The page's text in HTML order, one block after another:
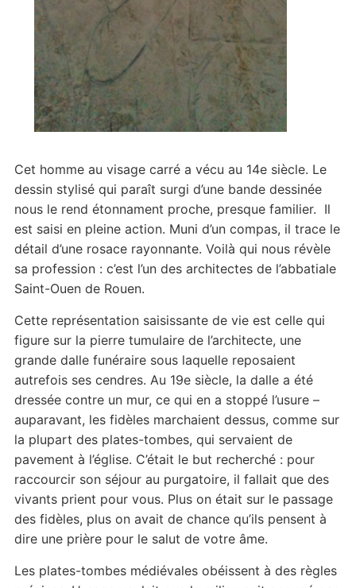
Cet homme au visage carré a vécu au 14e siècle. Le
dessin stylisé qui paraît surgi d’une bande dessinée
nous le rend étonnament proche, presque familier. Il
est saisi en pleine action. Muni d’un compas, il trace le
détail d’une rosace rayonnante. Voilà qui nous révèle
sa profession : c’est l’un des architectes de l’abbatiale
Saint-Ouen de Rouen.
Cette représentation saisissante de vie est celle qui
figure sur la pierre tumulaire de l’architecte, une
grande dalle funéraire sous laquelle reposaient
autrefois ses cendres. Au 19e siècle, la dalle a été
dressée contre un mur, ce qui en a stoppé l’usure –
auparavant, les fidèles marchaient dessus, comme sur
la plupart des plates-tombes, qui servaient de
pavement à l’église. C’était le but recherché : pour
raccourcir son séjour au purgatoire, il fallait que des
vivants prient pour vous. Plus on était sur le passage
des fidèles, plus on avait de chance qu’ils pensent à
dire une prière pour le salut de votre âme.
Les plates-tombes médiévales obéissent à des règles